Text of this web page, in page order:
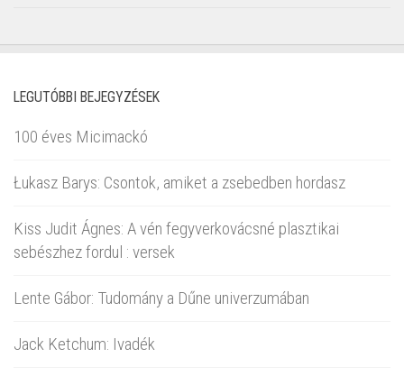
LEGUTÓBBI BEJEGYZÉSEK
100 éves Micimackó
Łukasz Barys: Csontok, amiket a zsebedben hordasz
Kiss Judit Ágnes: A vén fegyverkovácsné plasztikai
sebészhez fordul : versek
Lente Gábor: Tudomány a Dűne univerzumában
Jack Ketchum: Ivadék